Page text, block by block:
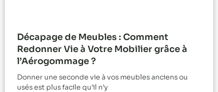
Décapage de Meubles : Comment
Redonner Vie à Votre Mobilier grâce à
l’Aérogommage ?
Donner une seconde vie à vos meubles anciens ou
usés est plus facile qu’il n’y